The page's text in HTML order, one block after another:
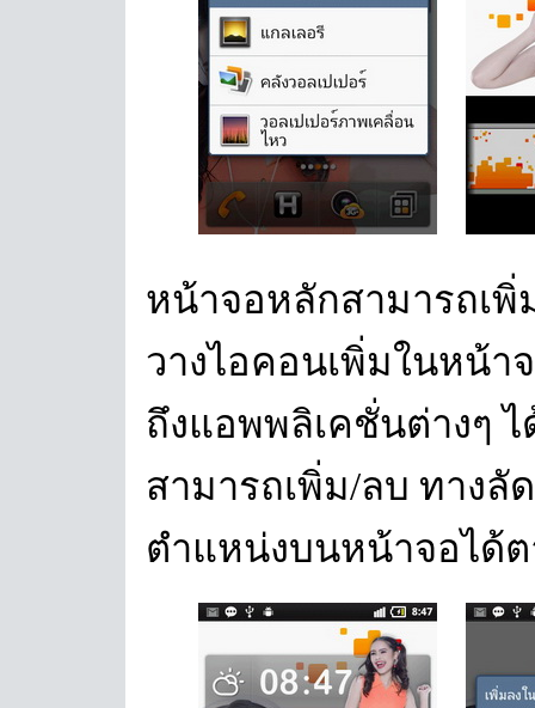
หน้าจอหลักสามารถเพิ่
วางไอคอนเพิ่มในหน้า
ถึงแอพพลิเคชั่นต่างๆ
สามารถเพิ่ม/ลบ ทางลั
ตำแหน่งบนหน้าจอได้